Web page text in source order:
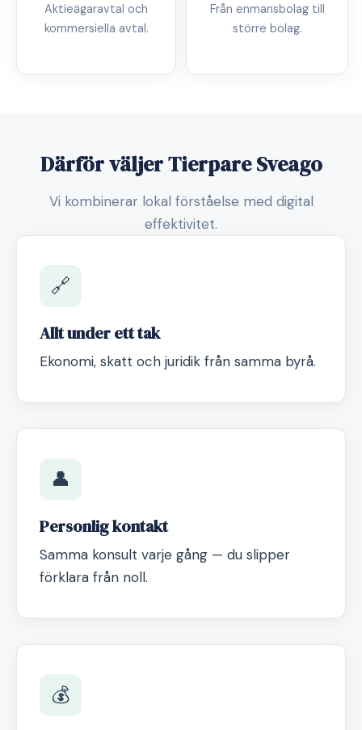
Aktieägaravtal och
kommersiella avtal.
Från enmansbolag till
större bolag.
Därför väljer Tierpare Sveago
Vi kombinerar lokal förståelse med digital
effektivitet.
🔗
Allt under ett tak
Ekonomi, skatt och juridik från samma byrå.
👤
Personlig kontakt
Samma konsult varje gång — du slipper
förklara från noll.
💰